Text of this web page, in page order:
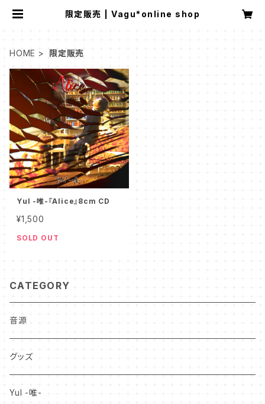
限定販売 | Vagu*online shop
HOME 限定販売
YuI -唯-『Alice』8cm CD
¥1,500
SOLD OUT
CATEGORY
音源
グッズ
YuI -唯-